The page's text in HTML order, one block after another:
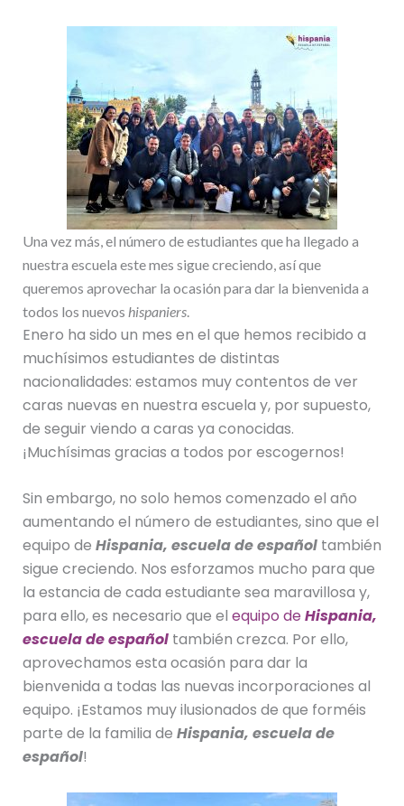
Una vez más, el número de estudiantes que ha llegado a
nuestra escuela este mes sigue creciendo, así que
queremos aprovechar la ocasión para dar la bienvenida a
todos los nuevos hispaniers.
Enero ha sido un mes en el que hemos recibido a
muchísimos estudiantes de distintas
nacionalidades: estamos muy contentos de ver
caras nuevas en nuestra escuela y, por supuesto,
de seguir viendo a caras ya conocidas.
¡Muchísimas gracias a todos por escogernos!
Sin embargo, no solo hemos comenzado el año
aumentando el número de estudiantes, sino que el
equipo de Hispania, escuela de españoltambién
sigue creciendo. Nos esforzamos mucho para que
la estancia de cada estudiante sea maravillosa y,
para ello, es necesario que el equipo deHispania,
escuela de españoltambién crezca. Por ello,
aprovechamos esta ocasión para dar la
bienvenida a todas las nuevas incorporaciones al
equipo. ¡Estamos muy ilusionados de que forméis
parte de la familia de Hispania, escuela de
español!